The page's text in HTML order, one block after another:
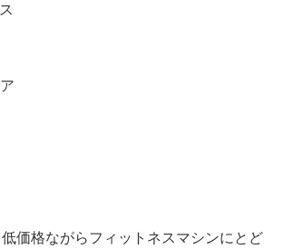
価格ながらフィットネスマシンにとど